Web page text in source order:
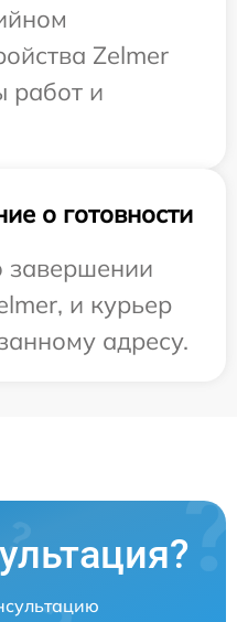
Zelmer
работ и
о готовности
и курьер
адресу.